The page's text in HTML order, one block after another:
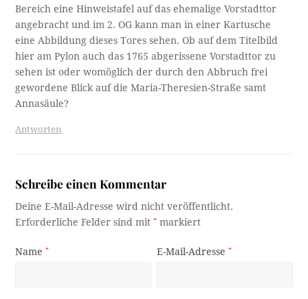
Bereich eine Hinweistafel auf das ehemalige Vorstadttor
angebracht und im 2. OG kann man in einer Kartusche
eine Abbildung dieses Tores sehen. Ob auf dem Titelbild
hier am Pylon auch das 1765 abgerissene Vorstadttor zu
sehen ist oder womöglich der durch den Abbruch frei
gewordene Blick auf die Maria-Theresien-Straße samt
Annasäule?
Antworten
Schreibe einen Kommentar
Deine E-Mail-Adresse wird nicht veröffentlicht.
Erforderliche Felder sind mit* markiert
Name* E-Mail-Adresse*